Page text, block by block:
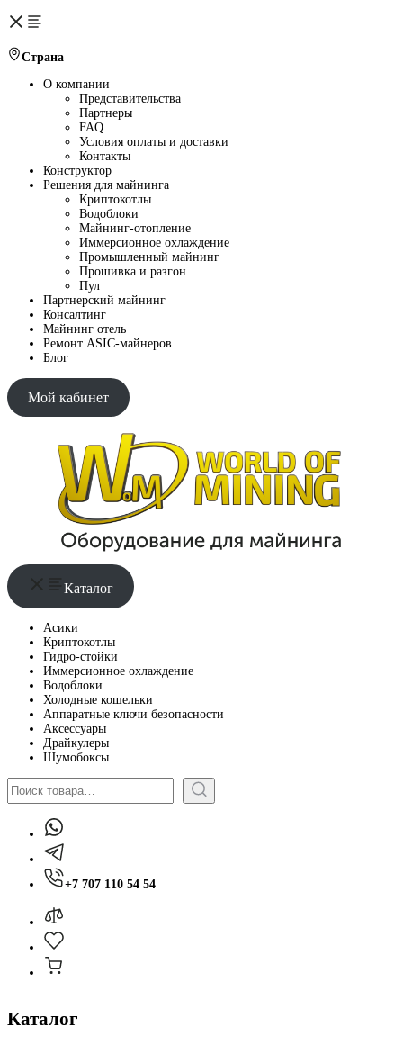
Страна
О компании
Представительства
Партнеры
FAQ
Условия оплаты и доставки
Контакты
Конструктор
Решения для майнинга
Криптокотлы
Водоблоки
Майнинг-отопление
Иммерсионное охлаждение
Промышленный майнинг
Прошивка и разгон
Пул
Партнерский майнинг
Консалтинг
Майнинг отель
Ремонт ASIC-майнеров
Блог
Мой кабинет
Каталог
Асики
Криптокотлы
Гидро-стойки
Иммерсионное охлаждение
Водоблоки
Холодные кошельки
Аппаратные ключи безопасности
Аксессуары
Драйкулеры
Шумобоксы
Поиск
+7 707 110 54 54
Каталог